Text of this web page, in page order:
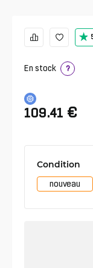
En stock ?
109.41 €
Condition
nouveau